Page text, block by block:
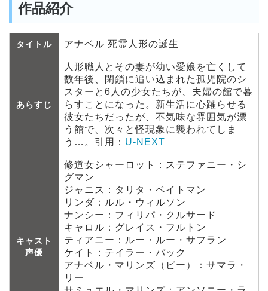
作品紹介
タイトル アナベル 死霊人形の誕生
あらすじ
人形職人とその妻が幼い愛娘を亡くして
数年後、閉鎖に追い込まれた孤児院のシ
スターと6人の少女たちが、夫婦の館で暮
らすことになった。新生活に心躍らせる
彼女たちだったが、不気味な雰囲気が漂
う館で、次々と怪現象に襲われてしま
う…。引用： U-NEXT
キャスト
声優
修道女シャーロット：ステファニー・シ
グマン
ジャニス：タリタ・ベイトマン
リンダ：ルル・ウィルソン
ナンシー：フィリパ・クルサード
キャロル：グレイス・フルトン
ティアニー：ルー・ルー・サフラン
ケイト：テイラー・バック
アナベル・マリンズ（ビー）：サマラ・
リー